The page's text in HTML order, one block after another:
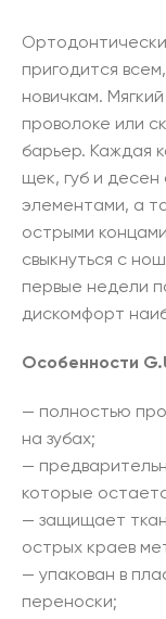
пригодится
новичкам.
проволоке или
барьер. Каждая
щек, губ и
элементами, а
острыми
свыкнуться с
первые недели
дискомфорт
Особенности
— полностью
на зубах;
—
которые
— защищает
острых краев
— упакован в
переноски;